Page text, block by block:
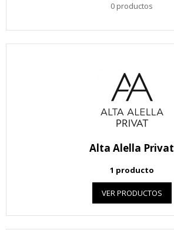
0 productos
Alta Alella Privat
1 producto
VER PRODUCTOS